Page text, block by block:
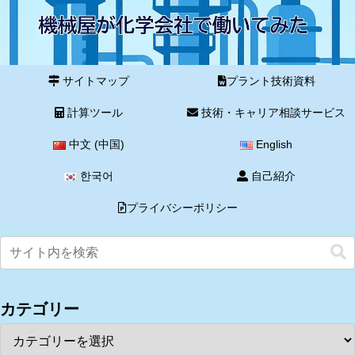
サイトマップ プラント技術資料
計算ツール 技術・キャリア相談サービス
中文 (中国) English
한국어 自己紹介
プライバシーポリシー
カテゴリー